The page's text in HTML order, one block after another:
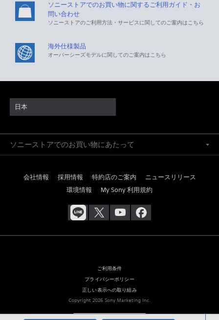
ソニーストアでのお買い物に関するご利用ガイド・お
問い合わせ
ソニーストアのご利用方法・サービスに関してのご案内はこちら
海外仕様製品
オーバーシーズモデルに関してのご案内はこちら
日本
ソニーストアでのお買い物にあたって
会社情報 採用情報 特約店のご案内
ニュースリリース
環境情報
My Sony 利用規約
ご利用条件
プライバシーポリシー
正しい表示への取り組み
Copyright 2026 Sony Marketing Inc.